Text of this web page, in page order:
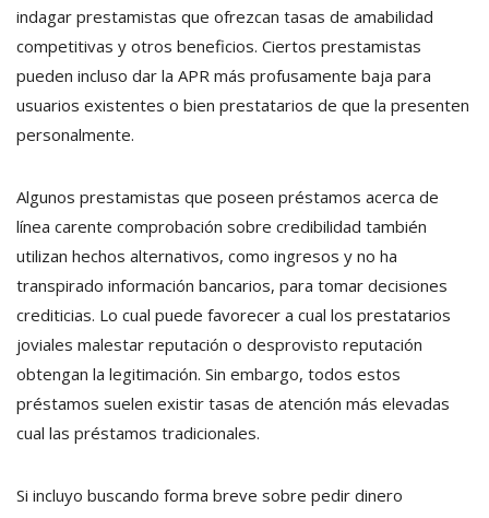
indagar prestamistas que ofrezcan tasas de amabilidad
competitivas y otros beneficios. Ciertos prestamistas
pueden incluso dar la APR más profusamente baja para
usuarios existentes o bien prestatarios de que la presenten
personalmente.
Algunos prestamistas que poseen préstamos acerca de
línea carente comprobación sobre credibilidad también
utilizan hechos alternativos, como ingresos y no ha
transpirado información bancarios, para tomar decisiones
crediticias. Lo cual puede favorecer a cual los prestatarios
joviales malestar reputación o desprovisto reputación
obtengan la legitimación. Sin embargo, todos estos
préstamos suelen existir tasas de atención más elevadas
cual las préstamos tradicionales.
Si incluyo buscando forma breve sobre pedir dinero